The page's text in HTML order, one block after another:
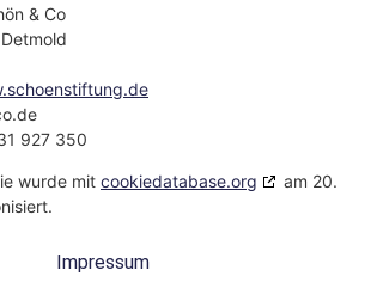
& Co
927 350
wurde mit cookiedatabase.org
am 20.
Impressum